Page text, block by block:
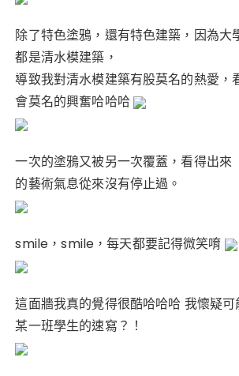
除了特色塗鴉，還有特色建築，因為大
都是清水模建築，
導致我對清水模建築有股莫名的熱愛，
會莫名的興奮哈哈哈
一次的塗鴉又被另一次覆蓋，看得出來
的藝術氣息從來沒有停止過。
smile，smile，每天都要記得微笑唷
這面牆我真的覺得很酷哈哈哈 我懷疑
某一班學生的速寫？！